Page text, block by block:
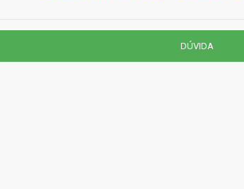
DÚVIDA